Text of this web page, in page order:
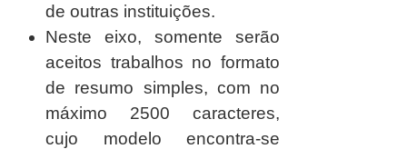
de outras instituições.
Neste eixo, somente serão
aceitos trabalhos no formato
de resumo simples, com no
máximo 2500 caracteres,
cujo modelo encontra-se